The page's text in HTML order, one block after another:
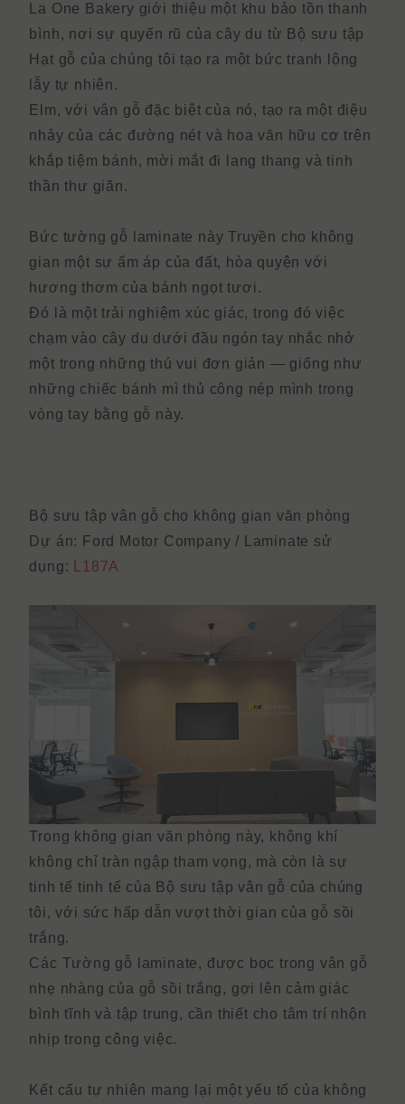
La One Bakery giới thiệu một khu bảo tồn thanh
bình, nơi sự quyến rũ của cây du từ Bộ sưu tập
Hạt gỗ của chúng tôi tạo ra một bức tranh lộng
lẫy tự nhiên.
Elm, với vân gỗ đặc biệt của nó, tạo ra một điệu
nhảy của các đường nét và hoa văn hữu cơ trên
khắp tiệm bánh, mời mắt đi lang thang và tinh
thần thư giãn.
Bức tường gỗ laminate này
Truyền cho không
gian một sự ấm áp của đất, hòa quyện với
hương thơm của bánh ngọt tươi.
Đó là một trải nghiệm xúc giác, trong đó việc
chạm vào cây du dưới đầu ngón tay nhắc nhở
một trong những thú vui đơn giản — giống như
những chiếc bánh mì thủ công nép mình trong
vòng tay bằng gỗ này.
Bộ sưu tập vân gỗ cho không gian văn phòng
Dự án: Ford Motor Company / Laminate sử
dụng: L187A
Trong không gian văn phòng này, không khí
không chỉ tràn ngập tham vọng, mà còn là sự
tinh tế tinh tế của Bộ sưu tập vân gỗ của chúng
tôi, với sức hấp dẫn vượt thời gian của gỗ sồi
trắng.
Các Tường gỗ laminate, được bọc trong vân gỗ
nhẹ nhàng của gỗ sồi trắng, gợi lên cảm giác
bình tĩnh và tập trung, cần thiết cho tâm trí nhộn
nhịp trong công việc.
Kết cấu tự nhiên mang lại một yếu tố của không